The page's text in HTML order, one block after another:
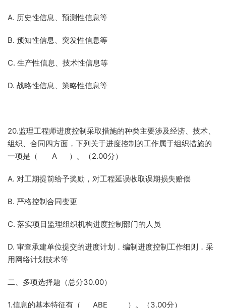
A. 历史性信息、预测性信息等
B. 预知性信息、突发性信息等
C. 生产性信息、技术性信息等
D. 战略性信息、策略性信息等
20.监理工程师进度控制采取措施的种类主要涉及经济、技术、
组织、合同四方面，下列关于进度控制的工作属于组织措施的
一项是（ A ）。（2.00分）
A. 对工期提前给予奖励，对工程延误收取误期损失赔偿
B. 严格控制合同变更
C. 落实项目监理组织机构进度控制部门的人员
D. 审查承建单位提交的进度计划．编制进度控制工作细则．采
用网络计划技术等
二、多项选择题（总分30.00）
1.信息的基本特征有（ ABE ）。（3.00分）